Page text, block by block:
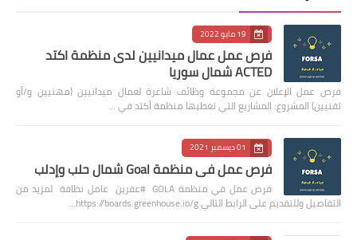
19 مايو 2022
فرص عمل عمال ميدانيين لدى منظمة اكتد
ACTED شمال سوريا
فرص عمل الإعلان عن مجموعة وظائف شاغرة لعمال ميدانيين (مهنيين و/أو
تقنيين) المشروع: المشاريع التي تغطيها منظمة أكتد في …
01 ديسمبر 2021
فرص عمل في منظمة Goal شمال حلب وإدلب
فرص عمل في منظمة GOLA #عفرين عامل نظافة لمزيد من
التفاصيل وللتقديم على الرابط التالي https://boards.greenhouse.io/g…